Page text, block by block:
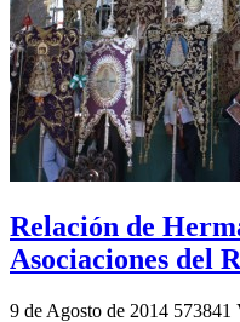
Relación de
Asociaciones del
9 de Agosto de 2014 573841